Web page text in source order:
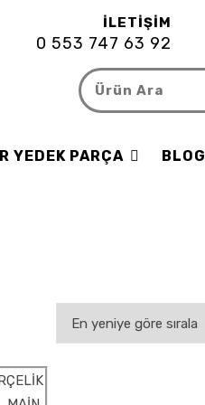
İLETIŞIM
0 553 747 63 92
YEDEK PARÇA BLOG